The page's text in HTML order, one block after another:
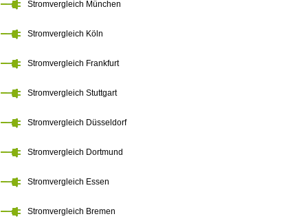
Stromvergleich München
Stromvergleich Köln
Stromvergleich Frankfurt
Stromvergleich Stuttgart
Stromvergleich Düsseldorf
Stromvergleich Dortmund
Stromvergleich Essen
Stromvergleich Bremen